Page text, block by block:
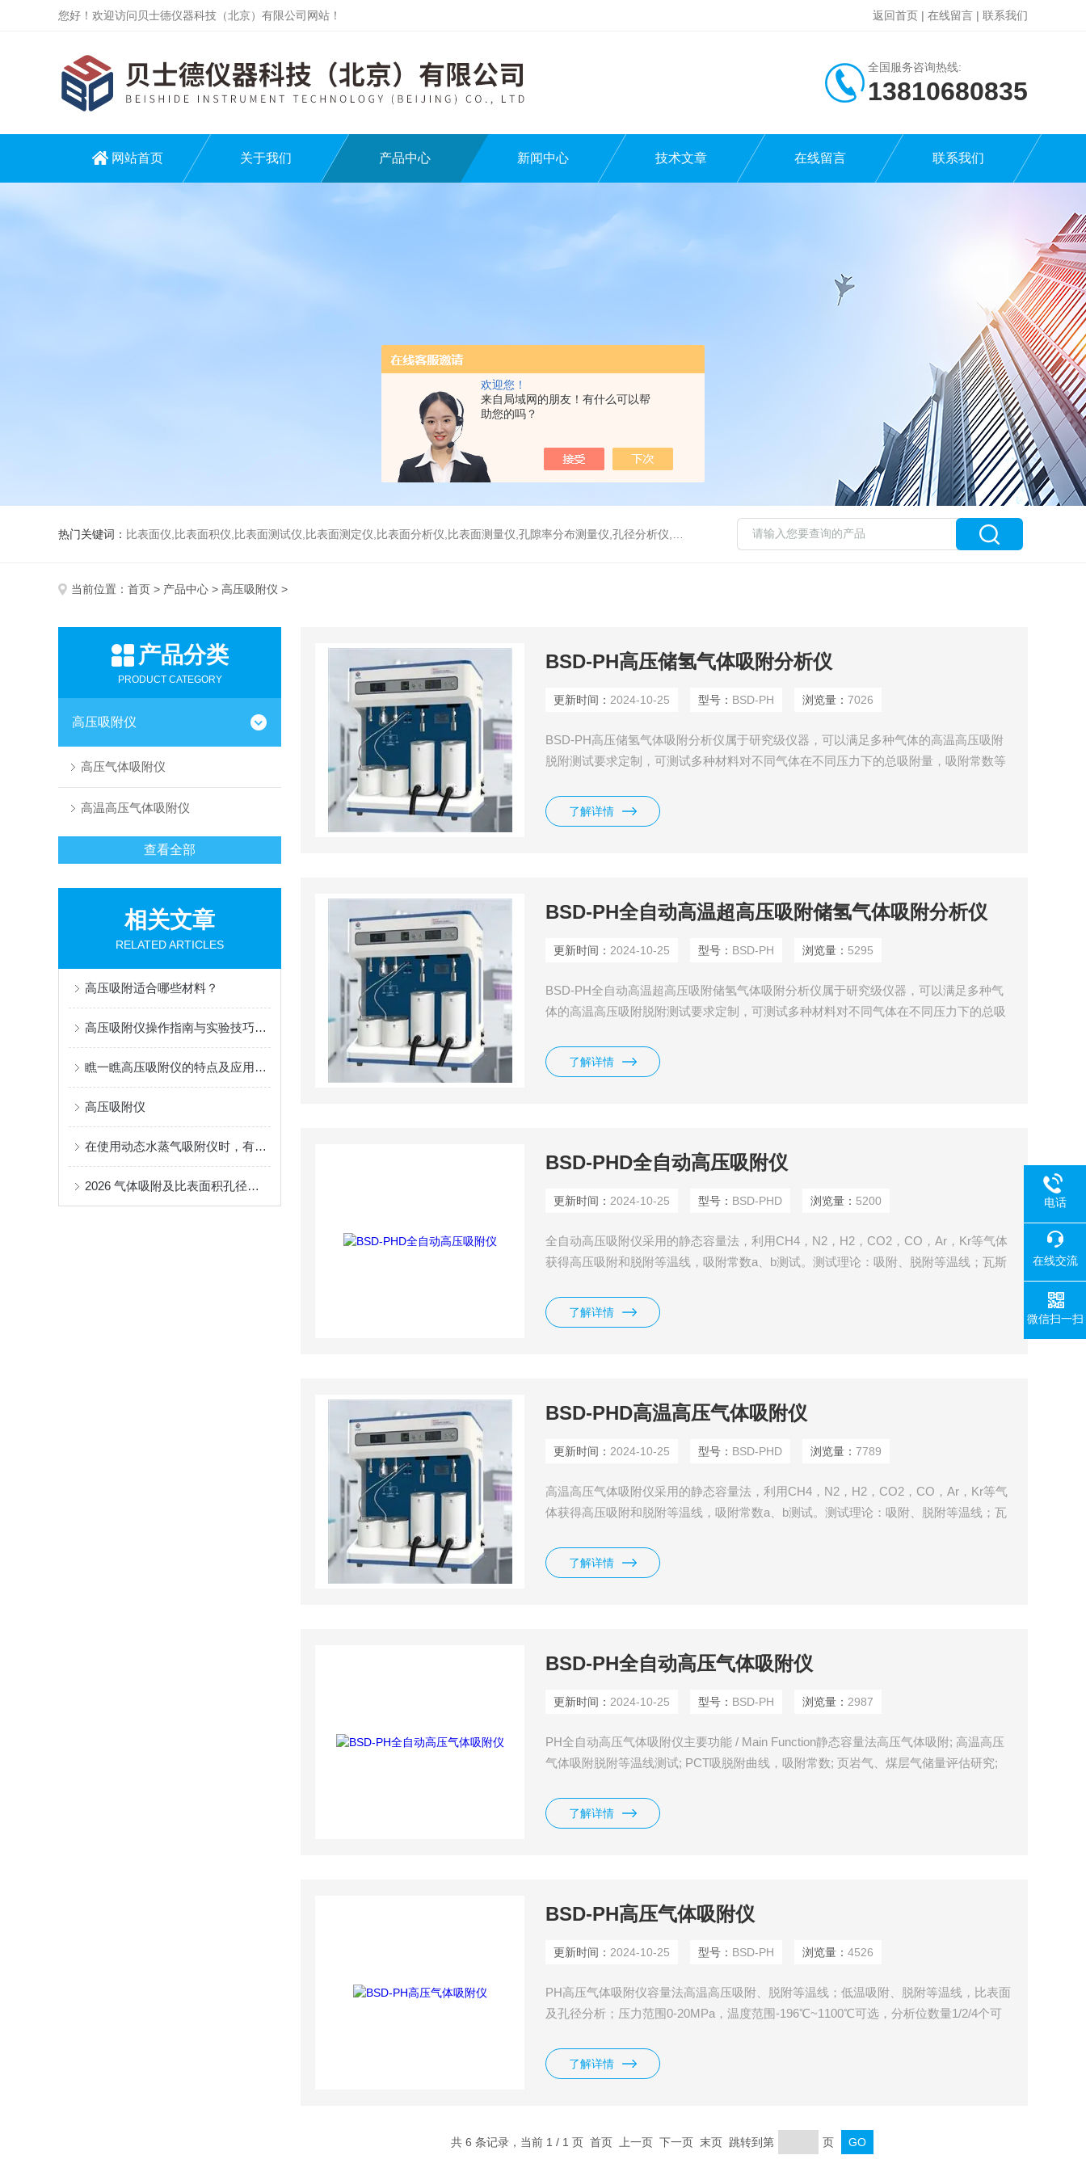
欢迎您！
来自局域网的朋友！有什么可以帮
助您的吗？
您好！欢迎访问贝士德仪器科技（北京）有限公司网站！ 返回首页 | 在线留言 | 联系我们
全国服务咨询热线:
13810680835
网站首页 关于我们 产品中心 新闻中心 技术文章 在线留言 联系我们
热门关键词： 比表面仪,比表面积仪,比表面测试仪,比表面测定仪,比表面分析仪,比表面测量仪,孔隙率分布测量仪,孔径分析仪,孔径测试仪,孔结构分析仪
当前位置： 首页 > 产品中心 > 高压吸附仪 >
产品分类
PRODUCT CATEGORY
高压吸附仪
高压气体吸附仪
高温高压气体吸附仪
查看全部
相关文章
RELATED ARTICLES
高压吸附适合哪些材料？
高压吸附仪操作指南与实验技巧分享
瞧一瞧高压吸附仪的特点及应用范围
高压吸附仪
在使用动态水蒸气吸附仪时，有一些重要的事项需要了解下
2026 气体吸附及比表面积孔径分析仪采购市场调研报告
BSD-PH高压储氢气体吸附分析仪
更新时间： 2024-10-25 型号： BSD-PH 浏览量：7026
BSD-PH高压储氢气体吸附分析仪属于研究级仪器，可以满足多种气体的高温高压吸附
脱附测试要求定制，可测试多种材料对不同气体在不同压力下的总吸附量，吸附常数等
户。全不锈钢气路系统，采用VCR硬连接，保证仪器高真空度和高密封性，是高性能和
高稳定性的典型产品。
了解详情
BSD-PH全自动高温超高压吸附储氢气体吸附分析仪
更新时间： 2024-10-25 型号： BSD-PH 浏览量： 5295
BSD-PH全自动高温超高压吸附储氢气体吸附分析仪属于研究级仪器，可以满足多种气
体的高温高压吸附脱附测试要求定制，可测试多种材料对不同气体在不同压力下的总吸
科研单位和企业用户。全不锈钢气路系统，采用VCR硬连接，保证仪器高真空度和高密
封性，是高性能和高稳定性的典型产品。
了解详情
BSD-PHD全自动高压吸附仪
更新时间： 2024-10-25 型号： BSD-PHD 浏览量： 5200
全自动高压吸附仪采用的静态容量法，利用CH4，N2，H2，CO2，CO，Ar，Kr等气体
获得高压吸附和脱附等温线，吸附常数a、b测试。测试理论：吸附、脱附等温线；瓦斯
样品的分析室中，当样品与吸附气体达到平衡时，记录Z终的平衡压力。这些数据用来
计算样品吸附气体的量。
了解详情
BSD-PHD高温高压气体吸附仪
更新时间： 2024-10-25 型号： BSD-PHD 浏览量：7789
高温高压气体吸附仪采用的静态容量法，利用CH4，N2，H2，CO2，CO，Ar，Kr等气
体获得高压吸附和脱附等温线，吸附常数a、b测试。测试理论：吸附、脱附等温线；瓦
测样品的分析室中，当样品与吸附气体达到平衡时，记录Z终的平衡压力
了解详情
BSD-PH全自动高压气体吸附仪
更新时间： 2024-10-25 型号： BSD-PH 浏览量： 2987
PH全自动高压气体吸附仪主要功能 / Main Function静态容量法高压气体吸附; 高温高压
气体吸附脱附等温线测试; PCT吸脱附曲线，吸附常数; 页岩气、煤层气储量评估研究;
了解详情
BSD-PH高压气体吸附仪
更新时间： 2024-10-25 型号： BSD-PH 浏览量：4526
PH高压气体吸附仪容量法高温高压吸附、脱附等温线；低温吸附、脱附等温线，比表面
及孔径分析；压力范围0-20MPa，温度范围-196℃~1100℃可选，分析位数量1/2/4个可
了解详情
共 6 条记录，当前 1 / 1 页 首页 上一页 下一页 末页 跳转到第 页
电话
在线交流
微信扫一扫